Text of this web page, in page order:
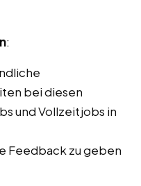
:
bei diesen
und Vollzeitjobs in
Feedback zu geben